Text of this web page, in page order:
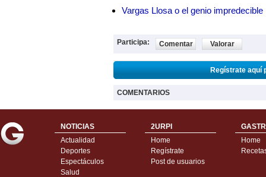
Vargas Llosa o el genio impredecible
Participa: Comentar Valorar
Regístrate aquí
COMENTARIOS
NOTICIAS
Actualidad
Deportes
Espectáculos
Salud
2URPI
Home
Regístrate
Post de usuarios
Home